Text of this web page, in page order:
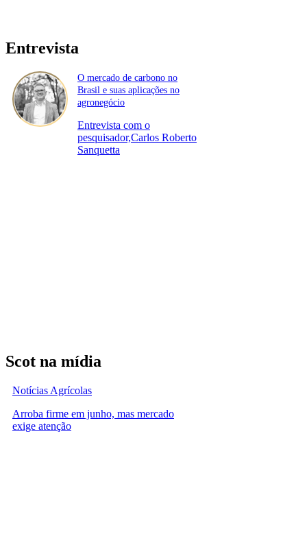
Entrevista
O mercado de carbono no
Brasil e suas aplicações no
agronegócio
Entrevista com o
pesquisador,Carlos Roberto
Sanquetta
Scot na mídia
Notícias Agrícolas
Arroba firme em junho, mas mercado
exige atenção